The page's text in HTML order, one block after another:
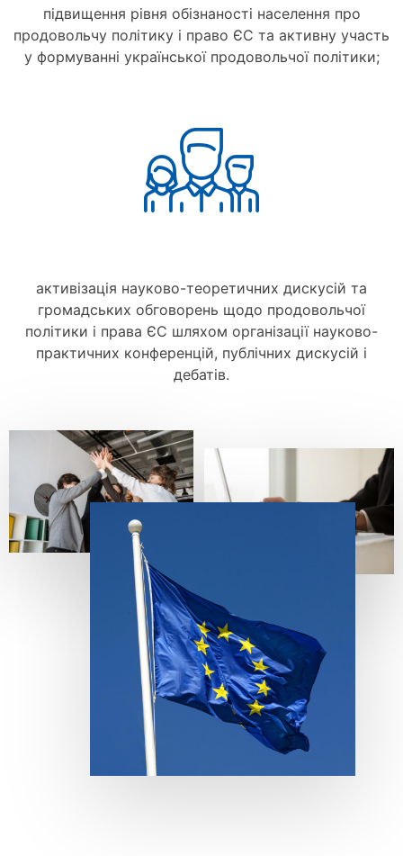
підвищення рівня обізнаності населення про
продовольчу політику і право ЄС та активну участь
у формуванні української продовольчої політики;
активізація науково-теоретичних дискусій та
громадських обговорень щодо продовольчої
політики і права ЄС шляхом організації науково-
практичних конференцій, публічних дискусій і
дебатів.